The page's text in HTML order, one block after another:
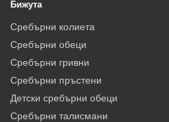
Бижута
Сребърни колиета
Сребърни обеци
Сребърни гривни
Сребърни пръстени
Детски сребърни обеци
Сребърни талисмани